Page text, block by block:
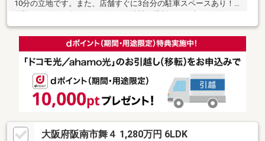
10分の立地です。また、店舗すぐに3台分の駐車スペースあり！
ます♪【無料不動産購入相談会 実施中！】物件探しだけでなく、
リフォーム、住宅ローン、火災保険等、皆様の気になる疑問にお
答えします！泉南市・阪南市のおうち探しはお任せください！
【お問い合わせについて】「見学予約する」「資料請求する」か
もご紹介できます！「お電話」「資料請求する」からお気軽にお
問い合わせください！
大阪府阪南市舞４ 1,280万円 6LDK